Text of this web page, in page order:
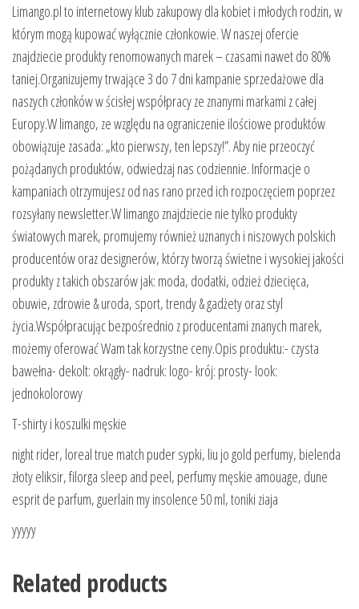
Limango.pl to internetowy klub zakupowy dla kobiet i młodych rodzin, w
którym mogą kupować wyłącznie członkowie. W naszej ofercie
znajdziecie produkty renomowanych marek – czasami nawet do 80%
taniej.Organizujemy trwające 3 do 7 dni kampanie sprzedażowe dla
naszych członków w ścisłej współpracy ze znanymi markami z całej
Europy.W limango, ze względu na ograniczenie ilościowe produktów
obowiązuje zasada: „kto pierwszy, ten lepszy!”. Aby nie przeoczyć
pożądanych produktów, odwiedzaj nas codziennie. Informacje o
kampaniach otrzymujesz od nas rano przed ich rozpoczęciem poprzez
rozsyłany newsletter.W limango znajdziecie nie tylko produkty
światowych marek, promujemy również uznanych i niszowych polskich
producentów oraz designerów, którzy tworzą świetne i wysokiej jakości
produkty z takich obszarów jak: moda, dodatki, odzież dziecięca,
obuwie, zdrowie & uroda, sport, trendy & gadżety oraz styl
życia.Współpracując bezpośrednio z producentami znanych marek,
możemy oferować Wam tak korzystne ceny.Opis produktu:- czysta
bawełna- dekolt: okrągły- nadruk: logo- krój: prosty- look:
jednokolorowy
T-shirty i koszulki męskie
night rider, loreal true match puder sypki, liu jo gold perfumy, bielenda
złoty eliksir, filorga sleep and peel, perfumy męskie amouage, dune
esprit de parfum, guerlain my insolence 50 ml, toniki ziaja
yyyyy
Related products